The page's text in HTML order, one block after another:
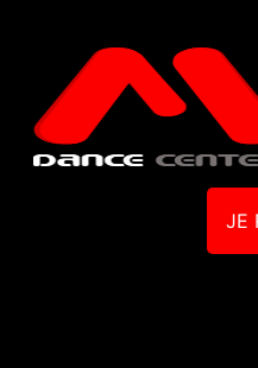
JE